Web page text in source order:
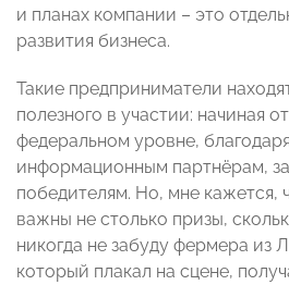
и планах компании – это
развития бизнеса.
Такие предприниматели
полезного в участии: начиная
федеральном уровне,
информационным партнёрам,
победителям. Но, мне кажется,
важны не столько призы,
никогда не забуду фермера из
который плакал на сцене,